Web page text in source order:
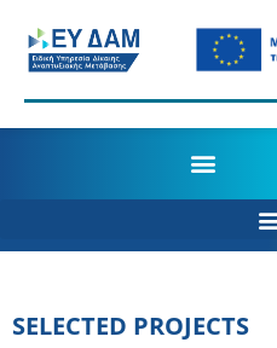
SELECTED PROJECTS